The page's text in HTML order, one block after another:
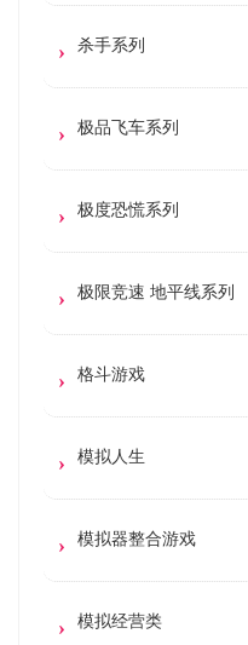
杀手系列
极品飞车系列
极度恐慌系列
极限竞速 地平线系列
格斗游戏
模拟人生
模拟器整合游戏
模拟经营类